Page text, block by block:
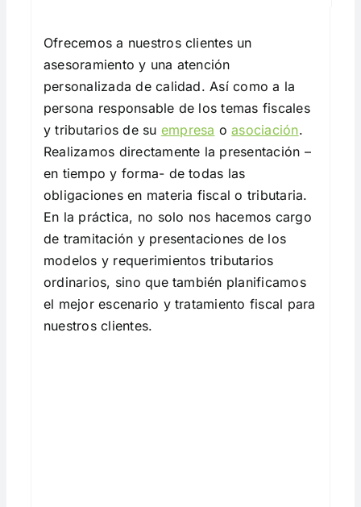
Ofrecemos a nuestros clientes un
asesoramiento y una atención
personalizada de calidad. Así como a la
persona responsable de los temas fiscales
y tributarios de su empresa oasociación.
Realizamos directamente la presentación –
en tiempo y forma- de todas las
obligaciones en materia fiscal o tributaria.
En la práctica, no solo nos hacemos cargo
de tramitación y presentaciones de los
modelos y requerimientos tributarios
ordinarios, sino que también planificamos
el mejor escenario y tratamiento fiscal para
nuestros clientes.